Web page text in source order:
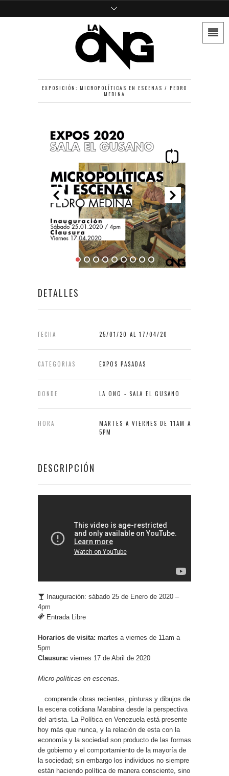
EXPOSICIÓN: MICROPOLÍTICAS EN ESCENAS / PEDRO
MEDINA
DETALLES
FECHA 25/01/20 AL 17/04/20
CATEGORIAS EXPOS PASADAS
DONDE LA ONG - SALA EL GUSANO
HORA
MARTES A VIERNES DE 11AM A
5PM
DESCRIPCIÓN
Inauguración: sábado 25 de Enero de 2020 –
4pm
Entrada Libre
Horarios de visita: martes a viernes de 11am a
5pm
Clausura: viernes 17 de Abril de 2020
Micro-políticas en escenas.
…comprende obras recientes, pinturas y dibujos de
la escena cotidiana Marabina desde la perspectiva
del artista. La Política en Venezuela está presente
hoy más que nunca, y la relación de esta con la
economía y la sociedad son producto de las formas
de gobierno y el comportamiento de la mayoría de
la sociedad; sin embargo los individuos no siempre
están haciendo política de manera consciente, sino